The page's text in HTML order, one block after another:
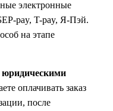
электронные
pay, T-pay, Я-Пэй.
на этапе
юридическими
оплачивать заказ
после